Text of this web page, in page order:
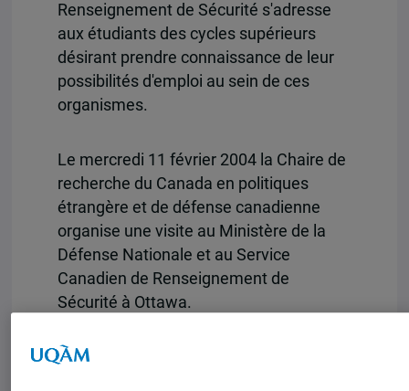
Renseignement de Sécurité s'adresse
aux étudiants des cycles supérieurs
désirant prendre connaissance de leur
possibilités d'emploi au sein de ces
organismes.
Le mercredi 11 février 2004 la Chaire de
recherche du Canada en politiques
étrangère et de défense canadienne
organise une visite au Ministère de la
Défense Nationale et au Service
Canadien de Renseignement de
Sécurité à Ottawa.
Cette visite comprend les activités
suivantes: